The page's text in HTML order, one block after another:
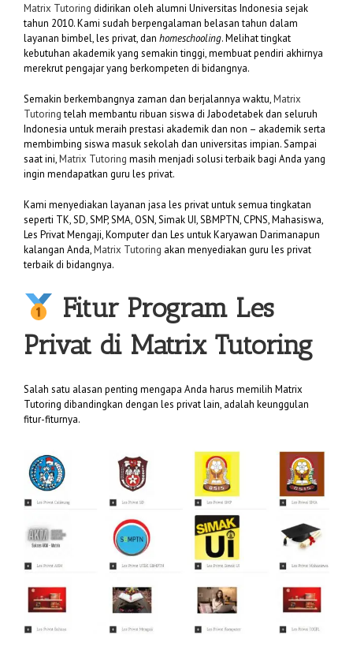
Matrix Tutoring didirikan oleh alumni Universitas Indonesia sejak
tahun 2010. Kami sudah berpengalaman belasan tahun dalam
layanan bimbel, les privat, dan homeschooling. Melihat tingkat
kebutuhan akademik yang semakin tinggi, membuat pendiri akhirnya
merekrut pengajar yang berkompeten di bidangnya.
Semakin berkembangnya zaman dan berjalannya waktu,Matrix
Tutoringtelah membantu ribuan siswa di Jabodetabek dan seluruh
Indonesia untuk meraih prestasi akademik dan non – akademik serta
membimbing siswa masuk sekolah dan universitas impian. Sampai
saat ini,Matrix Tutoring masih menjadi solusi terbaik bagi Anda yang
ingin mendapatkan guru les privat.
Kami menyediakan layanan jasa les privat untuk semua tingkatan
seperti TK, SD, SMP, SMA, OSN, Simak UI, SBMPTN, CPNS, Mahasiswa,
Les Privat Mengaji, Komputer dan Les untuk Karyawan Darimanapun
kalangan Anda,Matrix Tutoring akan menyediakan guru les privat
terbaik di bidangnya.
Fitur Program Les
Privat di Matrix Tutoring
Salah satu alasan penting mengapa Anda harus memilih Matrix
Tutoring dibandingkan dengan les privat lain, adalah keunggulan
fitur-fiturnya.